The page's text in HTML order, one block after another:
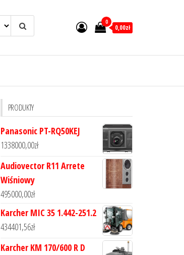
0
0,00zł
PRODUKTY
Panasonic PT-RQ50KEJ
1338000,00zł
Audiovector R11 Arrete
Wiśniowy
495000,00zł
Karcher MIC 35 1.442-251.2
434401,56zł
Karcher KM 170/600 R D